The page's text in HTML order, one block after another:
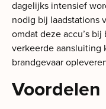
dagelijks intensief
nodig bij laadstations
omdat deze accu’s
verkeerde aansluiting
brandgevaar
Voordelen